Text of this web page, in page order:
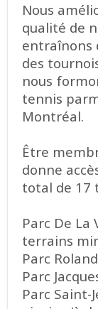
Nous
qualité de
entraînons
des
nous
tennis
Montréal.
Être
donne
total de 17
Parc De La
terrains
Parc
Parc
Parc Saint-